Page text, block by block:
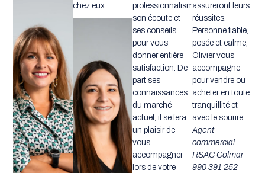
chez eux.
professionnalisme,
son écoute et
ses conseils
pour vous
donner entière
satisfaction. De
part ses
connaissances
du marché
actuel, il se fera
un plaisir de
vous
accompagner
lors de votre
assureront leurs
réussites.
Personne fiable,
posée et calme,
Olivier vous
accompagne
pour vendre ou
acheter en toute
tranquillité et
avec le sourire.
Agent
commercial
RSAC Colmar
990 391 252